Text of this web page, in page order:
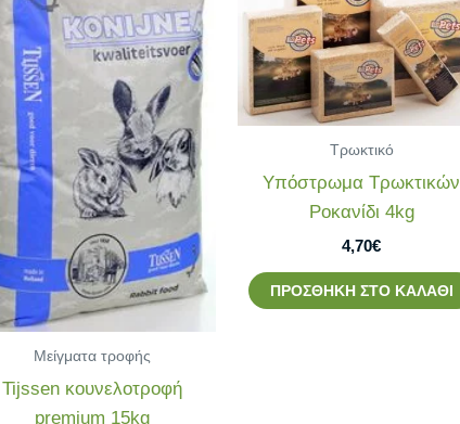
Μείγματα τροφής
Tijssen κουνελοτροφή
premium 15kg
Τρωκτικό
Υπόστρωμα Τρωκτικών
Ροκανίδι 4kg
4,70€
ΠΡΟΣΘΉΚΗ ΣΤΟ ΚΑΛΆΘΙ